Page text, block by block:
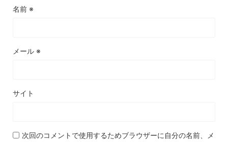
名前 ※
メール ※
サイト
次回のコメントで使用するためブラウザーに自分の名前、メ